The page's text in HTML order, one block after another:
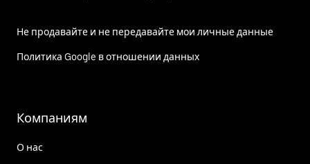
Не продавайте и не передавайте мои личные данные
Политика Google в отношении данных
Компаниям
О нас